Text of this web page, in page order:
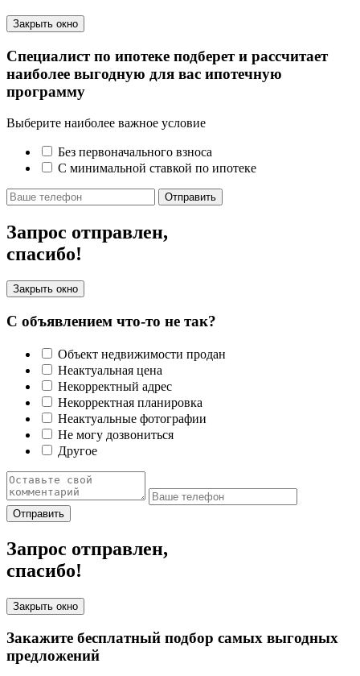
Закрыть окно
Специалист по ипотеке подберет и рассчитает
наиболее выгодную для вас ипотечную
программу
Выберите наиболее важное условие
Без первоначального взноса
С минимальной ставкой по ипотеке
Отправить
Запрос отправлен,
спасибо!
Закрыть окно
С объявлением что-то не так?
Объект недвижимости продан
Неактуальная цена
Некорректный адрес
Некорректная планировка
Неактуальные фотографии
Не могу дозвониться
Другое
Отправить
Запрос отправлен,
спасибо!
Закрыть окно
Закажите бесплатный подбор самых выгодных
предложений